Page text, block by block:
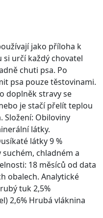
jako příloha k
si určí každý chovatel
chuti psa. Po
psa pouze těstovinami.
doplněk stravy se
je stačí přelít teplou
Složení: Obiloviny
látky.
látky 9 %
chladném a
18 měsíců od data
obalech. Analytické
tuk 2,5%
2,6% Hrubá vláknina